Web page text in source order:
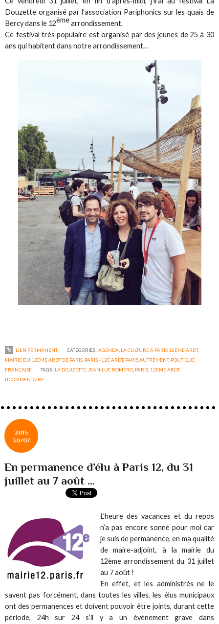
Douzette organisé par l’association Pariphonics sur les quais de
Bercy dans le 12èmearrondissement.
Ce festival très populaire est organisé par des jeunes de 25 à 30
ans qui habitent dans notre arrondissement…
LIEN PERMANENT CATÉGORIES :AGENDA LA CULTURE À PARIS 12ÉME ARDT,
MAIRIE DU 12ÈME ARDT DE PARIS PARIS - 12È ARDT, PARIS AUTREMENT, POLITIQUE
FRANÇAISE
TAGS : LA DOUZETTE JEAN-LUC ROMERO PARIS 12ÈME ARDT
0COMMENTAIRE
2015
30/07
En permanence d’élu à Paris 12, du 31
juillet au 7 août …
L’heure des vacances et du repos
n’a pas encore sonné pour moi car
je suis de permanence, en ma qualité
de maire-adjoint, à la mairie du
12ème arrondissement du 31 juillet
au 7 août !
En effet, et les administrés ne le
savent pas forcément, dans toutes les villes, les élus municipaux
ont des permanences et doivent pouvoir être joints, durant cette
période, 24h sur 24 s’il y a un évènement grave dans